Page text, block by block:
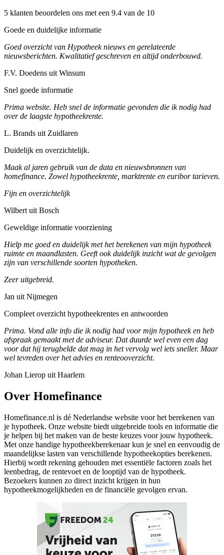
5 klanten beoordelen ons met een 9.4 van de 10
Goede en duidelijke informatie
Goed overzicht van Hypotheek nieuws en gerelateerde
nieuwsberichten. Kwalitatief geschreven en altijd onderbouwd.
F.V. Doedens uit Winsum
Snel goede informatie
Prima website. Heb snel de informatie gevonden die ik nodig had
over de laagste hypotheekrente.
L. Brands uit Zuidlaren
Duidelijk en overzichtelijk.
Maak al jaren gebruik van de data en nieuwsbronnen van
homefinance. Zowel hypotheekrente, marktrente en euribor tarieven.
Fijn en overzichtelijk
Wilbert uit Bosch
Geweldige informatie voorziening
Hielp me goed en duidelijk met het berekenen van mijn hypotheek
ruimte en maandlasten. Geeft ook duidelijk inzicht wat de gevolgen
zijn van verschillende soorten hypotheken.
Zeer uitgebreid.
Jan uit Nijmegen
Compleet overzicht hypotheekrentes en antwoorden
Prima. Vond alle info die ik nodig had voor mijn hypotheek en heb
afspraak gemaakt met de adviseur. Dat duurde wel even een dag
voor dat hij terugbelde dat mag in het vervolg wel iets sneller. Maar
wel tevreden over het advies en renteooverzicht.
Johan Lierop uit Haarlem
Over Homefinance
Homefinance.nl is dé Nederlandse website voor het berekenen van
je hypotheek. Onze website biedt uitgebreide tools en informatie die
je helpen bij het maken van de beste keuzes voor jouw hypotheek.
Met onze handige hypotheekberekenaar kun je snel en eenvoudig de
maandelijkse lasten van verschillende hypotheekopties berekenen.
Hierbij wordt rekening gehouden met essentiële factoren zoals het
leenbedrag, de rentevoet en de looptijd van de hypotheek.
Bezoekers kunnen zo direct inzicht krijgen in hun
hypotheekmogelijkheden en de financiële gevolgen ervan.